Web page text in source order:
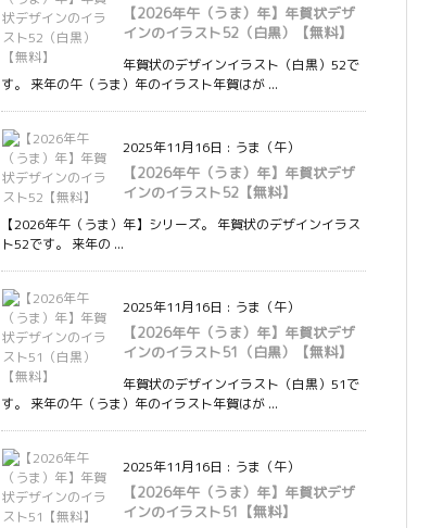
【2026年午（うま）年】年賀状デザ
インのイラスト52（白黒）【無料】
年賀状のデザインイラスト（白黒）52で
す。 来年の午（うま）年のイラスト年賀はが ...
2025年11月16日 : うま（午）
【2026年午（うま）年】年賀状デザ
インのイラスト52【無料】
【2026年午（うま）年】シリーズ。 年賀状のデザインイラス
ト52です。 来年の ...
2025年11月16日 : うま（午）
【2026年午（うま）年】年賀状デザ
インのイラスト51（白黒）【無料】
年賀状のデザインイラスト（白黒）51で
す。 来年の午（うま）年のイラスト年賀はが ...
2025年11月16日 : うま（午）
【2026年午（うま）年】年賀状デザ
インのイラスト51【無料】